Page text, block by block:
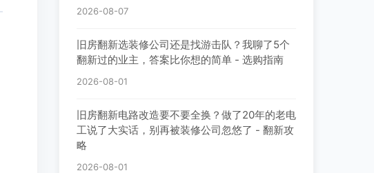
2026-08-07
旧房翻新选装修公司还是找游击队？我聊了5个
翻新过的业主，答案比你想的简单 - 选购指南
2026-08-01
旧房翻新电路改造要不要全换？做了20年的老电
工说了大实话，别再被装修公司忽悠了 - 翻新攻
略
2026-08-01